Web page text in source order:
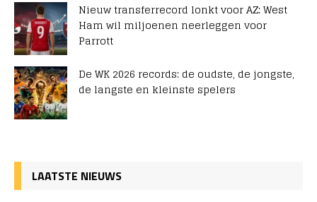
Nieuw transferrecord lonkt voor AZ: West
Ham wil miljoenen neerleggen voor
Parrott
De WK 2026 records: de oudste, de jongste,
de langste en kleinste spelers
LAATSTE NIEUWS